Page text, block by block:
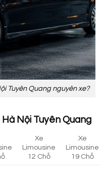
Tuyên Quang nguyên xe?
Nội Tuyên Quang
Xe
Limousine
12 Chỗ
Xe
Limousine
19 Chỗ